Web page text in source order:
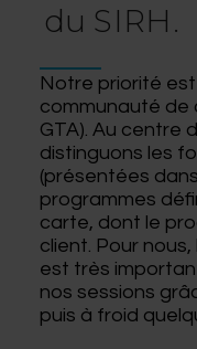
du SIRH.
Notre priorité
communauté de
GTA). Au centre
distinguons les
(présentées
programmes
carte, dont le
client. Pour
est très
nos sessions
puis à froid